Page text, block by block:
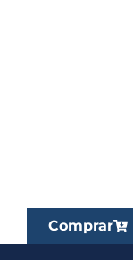
Comprar